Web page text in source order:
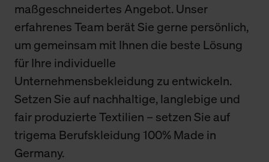
maßgeschneidertes Angebot. Unser
erfahrenes Team berät Sie gerne persönlich,
um gemeinsam mit Ihnen die beste Lösung
für Ihre individuelle
Unternehmensbekleidung zu entwickeln.
Setzen Sie auf nachhaltige, langlebige und
fair produzierte Textilien – setzen Sie auf
trigema Berufskleidung 100% Made in
Germany.